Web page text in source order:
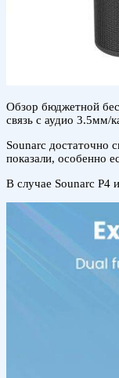
Обзор бюджетной
связь с аудио 3.5мм/
Sounarc достаточно
показали, особенно
В случае Sounarc P4